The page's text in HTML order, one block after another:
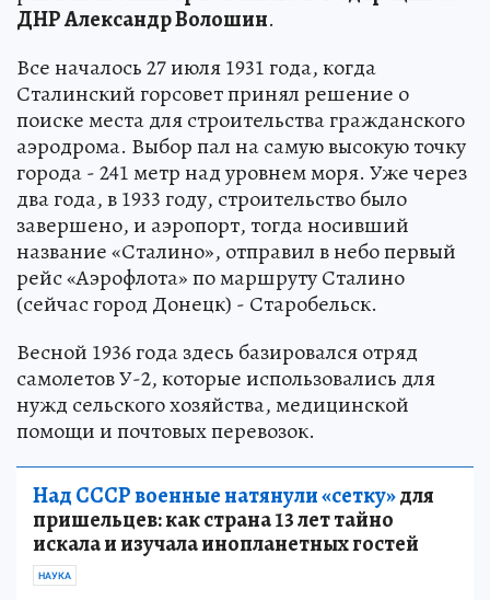
ДНР Александр Волошин.
Все началось 27 июля 1931 года, когда
Сталинский горсовет принял решение о
поиске места для строительства гражданского
аэродрома. Выбор пал на самую высокую точку
города - 241 метр над уровнем моря. Уже через
два года, в 1933 году, строительство было
завершено, и аэропорт, тогда носивший
название «Сталино», отправил в небо первый
рейс «Аэрофлота» по маршруту Сталино
(сейчас город Донецк) - Старобельск.
Весной 1936 года здесь базировался отряд
самолетов У-2, которые использовались для
нужд сельского хозяйства, медицинской
помощи и почтовых перевозок.
Над СССР военные натянули «сетку»для
пришельцев: как страна 13 лет тайно
искала и изучала инопланетных гостей
НАУКА